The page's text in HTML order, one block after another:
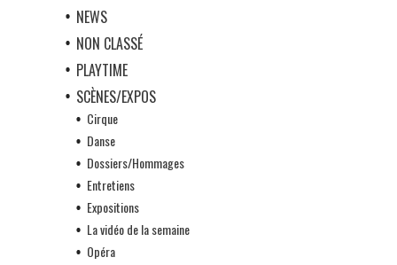
NEWS
NON CLASSÉ
PLAYTIME
SCÈNES/EXPOS
Cirque
Danse
Dossiers/Hommages
Entretiens
Expositions
La vidéo de la semaine
Opéra